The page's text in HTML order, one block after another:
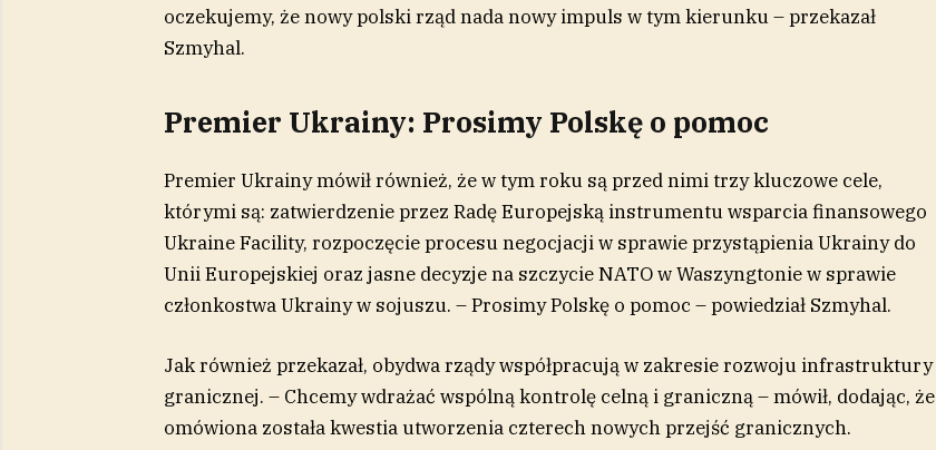
oczekujemy, że nowy polski rząd nada nowy impuls w tym kierunku – przekazał
Szmyhal.
Premier Ukrainy: Prosimy Polskę o pomoc
Premier Ukrainy mówił również, że w tym roku są przed nimi trzy kluczowe cele,
którymi są: zatwierdzenie przez Radę Europejską instrumentu wsparcia finansowego
Ukraine Facility, rozpoczęcie procesu negocjacji w sprawie przystąpienia Ukrainy do
Unii Europejskiej oraz jasne decyzje na szczycie NATO w Waszyngtonie w sprawie
członkostwa Ukrainy w sojuszu. – Prosimy Polskę o pomoc – powiedział Szmyhal.
Jak również przekazał, obydwa rządy współpracują w zakresie rozwoju infrastruktury
granicznej. – Chcemy wdrażać wspólną kontrolę celną i graniczną – mówił, dodając, że
omówiona została kwestia utworzenia czterech nowych przejść granicznych.